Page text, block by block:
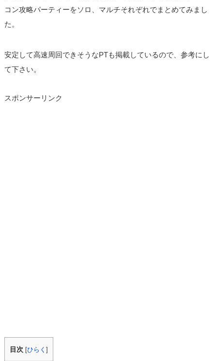
コン攻略パーティーをソロ、マルチそれぞれでまとめてみまし
た。
安定して高速周回できそうなPTも掲載しているので、参考にし
て下さい。
スポンサーリンク
目次 [ひらく]